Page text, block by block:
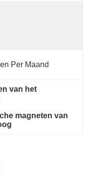
Per Maand
van het
magneten van